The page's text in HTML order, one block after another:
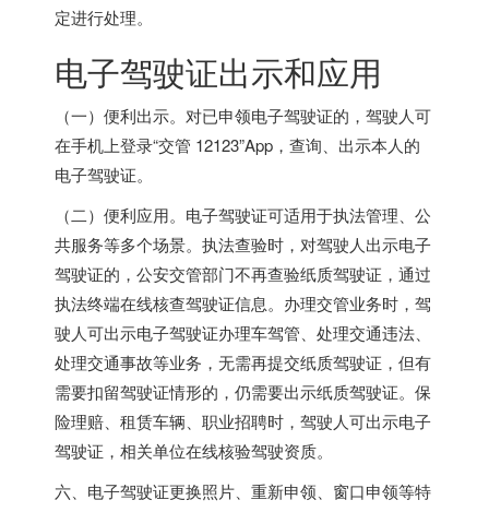
定进行处理。
电子驾驶证出示和应用
（一）便利出示。对已申领电子驾驶证的，驾驶人可
在手机上登录“交管 12123”App，查询、出示本人的
电子驾驶证。
（二）便利应用。电子驾驶证可适用于执法管理、公
共服务等多个场景。执法查验时，对驾驶人出示电子
驾驶证的，公安交管部门不再查验纸质驾驶证，通过
执法终端在线核查驾驶证信息。办理交管业务时，驾
驶人可出示电子驾驶证办理车驾管、处理交通违法、
处理交通事故等业务，无需再提交纸质驾驶证，但有
需要扣留驾驶证情形的，仍需要出示纸质驾驶证。保
险理赔、租赁车辆、职业招聘时，驾驶人可出示电子
驾驶证，相关单位在线核验驾驶资质。
六、电子驾驶证更换照片、重新申领、窗口申领等特